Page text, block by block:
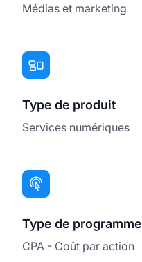
Médias et marketing
Type de produit
Services numériques
Type de
CPA - Coût par action